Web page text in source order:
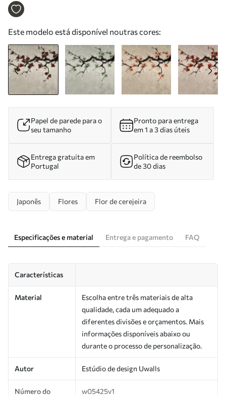
escuras sobre fundo neutro Nr. w05425v1
Este modelo está disponível noutras cores:
Papel de parede para o
seu tamanho
Pronto para entrega
em 1 a 3 dias úteis
Entrega gratuita em
Portugal
Política de reembolso
de 30 dias
Japonês Flores Flor de cerejeira
Especificações e material Entrega e pagamento FAQ
Características
Material
Escolha entre três materiais de alta
qualidade, cada um adequado a
diferentes divisões e orçamentos. Mais
informações disponíveis abaixo ou
durante o processo de personalização.
Autor Estúdio de design Uwalls
Número do
w05425v1